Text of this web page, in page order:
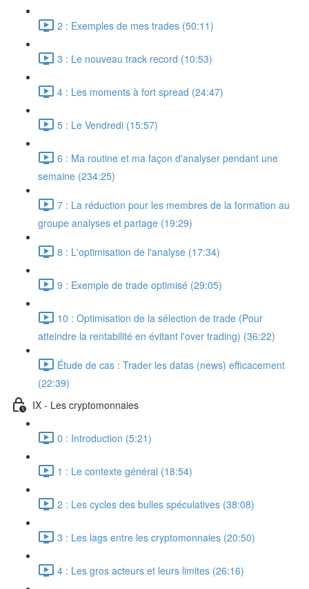
2 : Exemples de mes trades (50:11)
3 : Le nouveau track record (10:53)
4 : Les moments à fort spread (24:47)
5 : Le Vendredi (15:57)
6 : Ma routine et ma façon d'analyser pendant une
semaine (234:25)
7 : La réduction pour les membres de la formation au
groupe analyses et partage (19:29)
8 : L'optimisation de l'analyse (17:34)
9 : Exemple de trade optimisé (29:05)
10 : Optimisation de la sélection de trade (Pour
atteindre la rentabilité en évitant l'over trading) (36:22)
Étude de cas : Trader les datas (news) efficacement
(22:39)
IX - Les cryptomonnaies
0 : Introduction (5:21)
1 : Le contexte général (18:54)
2 : Les cycles des bulles spéculatives (38:08)
3 : Les lags entre les cryptomonnaies (20:50)
4 : Les gros acteurs et leurs limites (26:16)